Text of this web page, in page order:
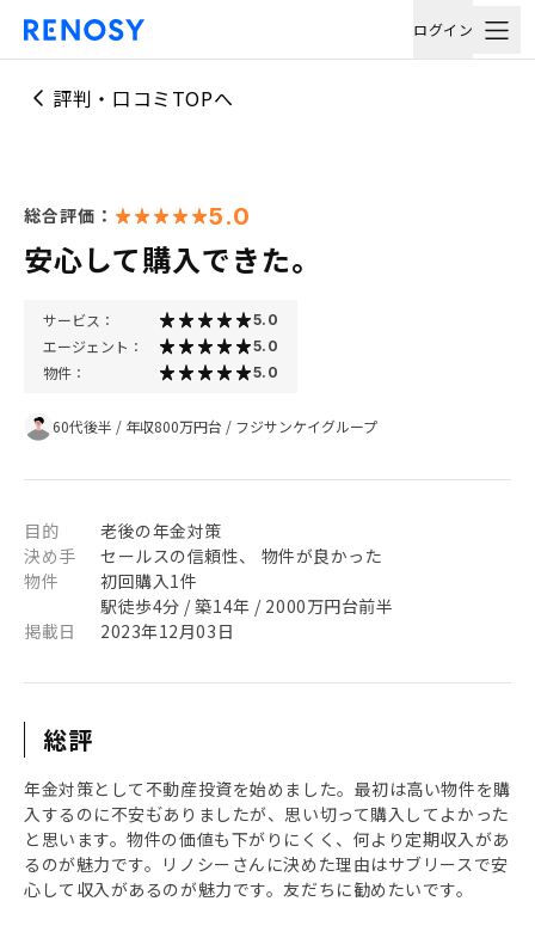
ログイン
評判・口コミTOPへ
総合評価： 5.0
安心して購入できた。
サービス： 5.0
エージェント： 5.0
物件： 5.0
60代後半 / 年収800万円台 / フジサンケイグループ
目的
老後の年金対策
決め手
セールスの信頼性、 物件が良かった
物件
初回購入1件
駅徒歩4分 / 築14年 / 2000万円台前半
掲載日
2023年12月03日
総評
年金対策として不動産投資を始めました。最初は高い物件を購
入するのに不安も゙ありましたが、思い切って購入してよかった
と思います。物件の価値も下がりにくく、何より定期収入があ
るのが魅力です。リノシーさんに決めた理由はサブリースで安
心して収入があるのが魅力です。友だちに勧めたいです。